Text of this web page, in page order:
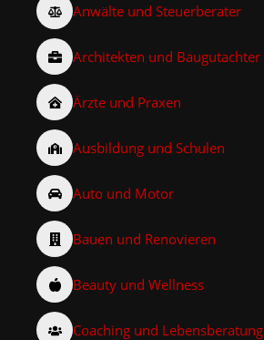
Anwälte und Steuerberater
Architekten und Baugutachter
Ärzte und Praxen
Ausbildung und Schulen
Auto und Motor
Bauen und Renovieren
Beauty und Wellness
Coaching und Lebensberatung